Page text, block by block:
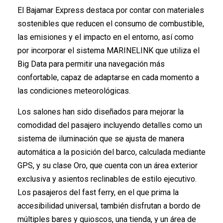
El Bajamar Express destaca por contar con materiales
sostenibles que reducen el consumo de combustible,
las emisiones y el impacto en el entorno, así como
por incorporar el sistema MARINELINK que utiliza el
Big Data para permitir una navegación más
confortable, capaz de adaptarse en cada momento a
las condiciones meteorológicas.
Los salones han sido diseñados para mejorar la
comodidad del pasajero incluyendo detalles como un
sistema de iluminación que se ajusta de manera
automática a la posición del barco, calculada mediante
GPS, y su clase Oro, que cuenta con un área exterior
exclusiva y asientos reclinables de estilo ejecutivo.
Los pasajeros del fast ferry, en el que prima la
accesibilidad universal, también disfrutan a bordo de
múltiples bares y quioscos, una tienda, y un área de